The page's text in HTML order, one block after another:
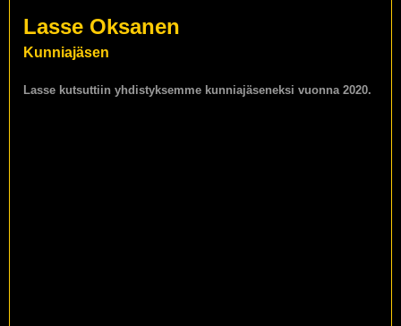
Lasse Oksanen
Kunniajäsen
Lasse kutsuttiin yhdistyksemme kunniajäseneksi vuonna 2020.